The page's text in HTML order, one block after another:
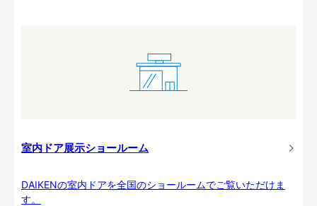
室内ドア展示ショールーム
DAIKENの室内ドアを全国のショールームでご覧いただけま
す。